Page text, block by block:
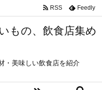
もの、飲食店集め
・美味しい飲食店を紹介
RSS Feedly